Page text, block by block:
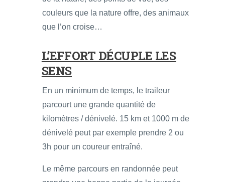
couleurs que la nature offre, des animaux
que l’on croise…
L’EFFORT DÉCUPLE LES
SENS
En un minimum de temps, le traileur
parcourt une grande quantité de
kilomètres / dénivelé. 15 km et 1000 m de
dénivelé peut par exemple prendre 2 ou
3h pour un coureur entraîné.
Le même parcours en randonnée peut